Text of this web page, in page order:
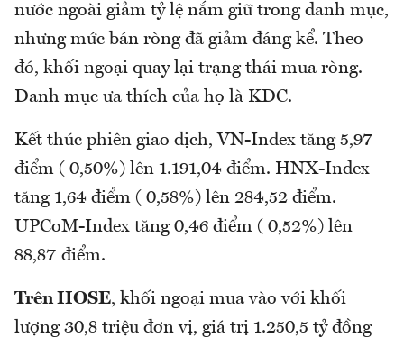
nước ngoài giảm tỷ lệ nắm giữ trong danh mục,
nhưng mức bán ròng đã giảm đáng kể. Theo
đó, khối ngoại quay lại trạng thái mua ròng.
Danh mục ưa thích của họ là KDC.
Kết thúc phiên giao dịch, VN-Index tăng 5,97
điểm ( 0,50%) lên 1.191,04 điểm. HNX-Index
tăng 1,64 điểm ( 0,58%) lên 284,52 điểm.
UPCoM-Index tăng 0,46 điểm ( 0,52%) lên
88,87 điểm.
Trên HOSE, khối ngoại mua vào với khối
lượng 30,8 triệu đơn vị, giá trị 1.250,5 tỷ đồng